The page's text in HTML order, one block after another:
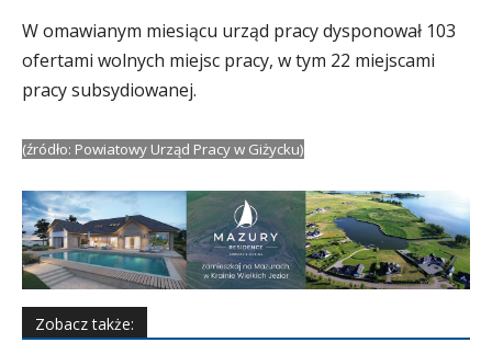
W omawianym miesiącu urząd pracy dysponował 103
ofertami wolnych miejsc pracy, w tym 22 miejscami
pracy subsydiowanej.
(źródło: Powiatowy Urząd Pracy w Giżycku)
Zobacz także: